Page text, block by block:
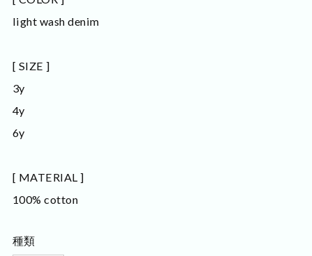
light wash denim
[ SIZE ]
3y
4y
6y
[ MATERIAL ]
100% cotton
種類